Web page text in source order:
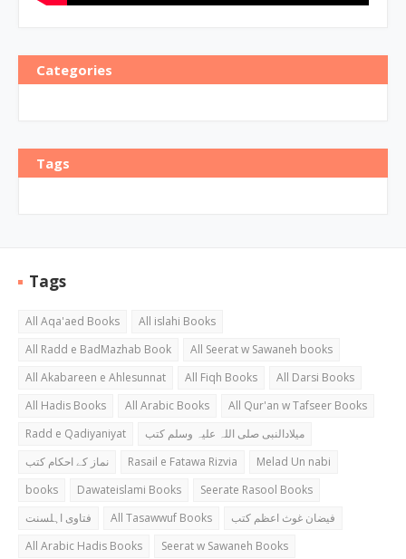
Categories
Tags
Tags
All Aqa'aed Books
All islahi Books
All Radd e BadMazhab Book
All Seerat w Sawaneh books
All Akabareen e Ahlesunnat
All Fiqh Books
All Darsi Books
All Hadis Books
All Arabic Books
All Qur'an w Tafseer Books
Radd e Qadiyaniyat
میلادالنبی صلی اللہ علیہ وسلم کتب
نماز کے احکام کتب
Rasail e Fatawa Rizvia
Melad Un nabi
books
Dawateislami Books
Seerate Rasool Books
فتاوی اہلسنت
All Tasawwuf Books
فیضان غوث اعظم کتب
All Arabic Hadis Books
Seerat w Sawaneh Books